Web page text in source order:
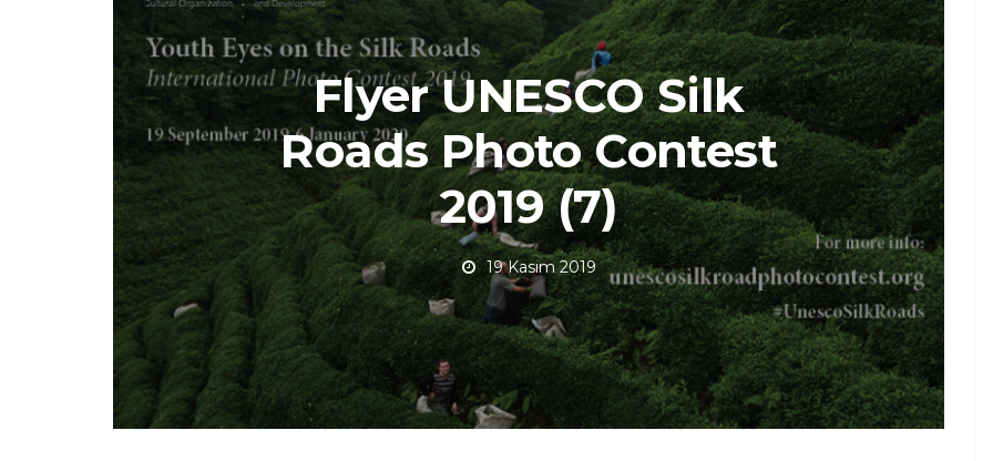
Flyer UNESCO Silk
Roads Photo Contest
2019 (7)
19 Kasım 2019